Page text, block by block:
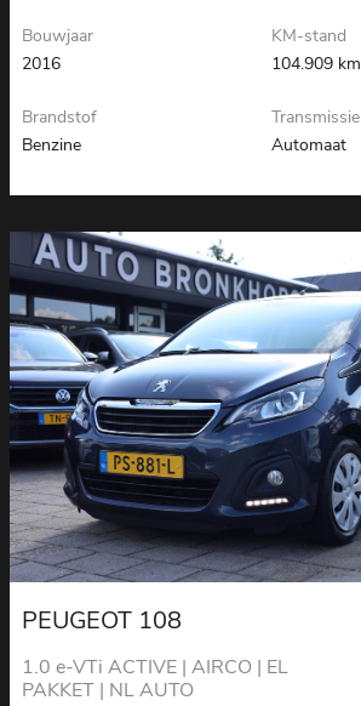
Bouwjaar
2016
KM-stand
104.909 km
Brandstof
Benzine
Transmissie
Automaat
PEUGEOT 108
1.0 e-VTi ACTIVE | AIRCO | EL
PAKKET | NL AUTO